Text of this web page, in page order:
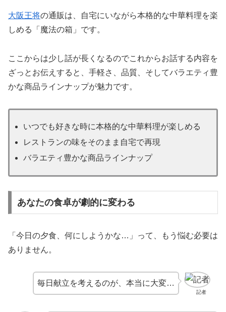
大阪王将の通販は、自宅にいながら本格的な中華料理を楽
しめる「魔法の箱」です。
ここからは少し話が長くなるのでこれからお話する内容を
ざっとお伝えすると、手軽さ、品質、そしてバラエティ豊
かな商品ラインナップが魅力です。
いつでも好きな時に本格的な中華料理が楽しめる
レストランの味をそのまま自宅で再現
バラエティ豊かな商品ラインナップ
あなたの食卓が劇的に変わる
「今日の夕食、何にしようかな…」って、もう悩む必要は
ありません。
記者
毎日献立を考えるのが、本当に大変…